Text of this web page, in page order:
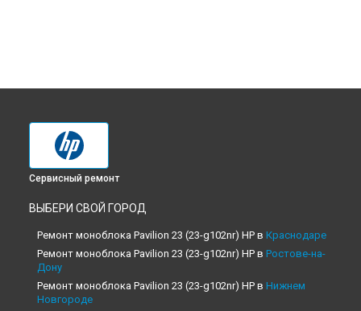
Сервисный ремонт
ВЫБЕРИ СВОЙ ГОРОД
Ремонт моноблока Pavilion 23 (23-g102nr) HP в Краснодаре
Ремонт моноблока Pavilion 23 (23-g102nr) HP в Ростове-на-
Дону
Ремонт моноблока Pavilion 23 (23-g102nr) HP в Нижнем
Новгороде